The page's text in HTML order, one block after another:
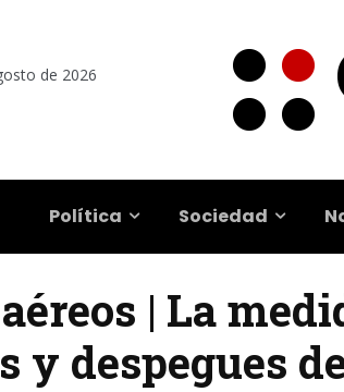
de 2026
Política Sociedad
| La
y despegues